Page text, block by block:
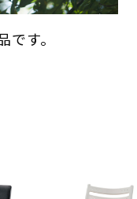
す。